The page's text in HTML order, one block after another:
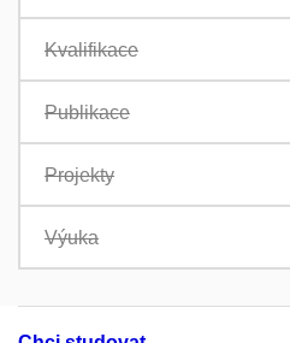
Kvalifikace
Publikace
Projekty
Výuka